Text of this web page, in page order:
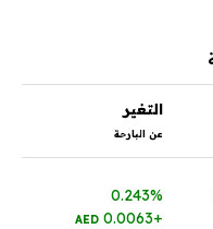
التغير
عن البارحة
0.243%
+0.0063
AED